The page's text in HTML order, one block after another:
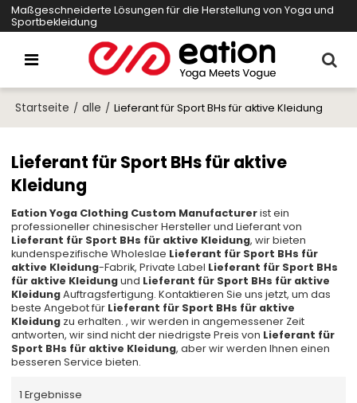
Maßgeschneiderte Lösungen für die Herstellung von Yoga und
Sportbekleidung
Startseite / alle / Lieferant für Sport BHs für aktive Kleidung
Lieferant für Sport BHs für aktive
Kleidung
Eation Yoga Clothing Custom Manufacturerist ein
professioneller chinesischer Hersteller und Lieferant von
Lieferant für Sport BHs für aktive Kleidung, wir bieten
kundenspezifische Wholeslae Lieferant für Sport BHs für
aktive Kleidung-Fabrik, Private Label Lieferant für Sport BHs
für aktive Kleidungund Lieferant für Sport BHs für aktive
KleidungAuftragsfertigung. Kontaktieren Sie uns jetzt, um das
beste Angebot für Lieferant für Sport BHs für aktive
Kleidung zu erhalten. , wir werden in angemessener Zeit
antworten, wir sind nicht der niedrigste Preis von Lieferant für
Sport BHs für aktive Kleidung, aber wir werden Ihnen einen
besseren Service bieten.
1 Ergebnisse